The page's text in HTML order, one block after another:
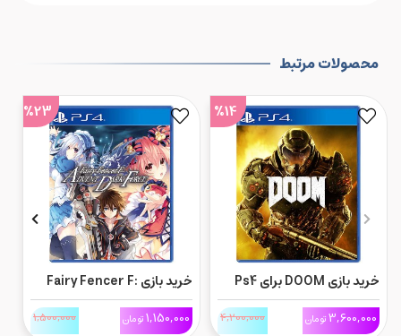
محصولات مرتبط
%14
خرید بازی DOOM برای Ps4
3,600,000تومان 4,200,000
%23
خرید بازی Fairy Fencer F:
Advent Dark Force برای
Ps4
1,150,000تومان 1,500,000